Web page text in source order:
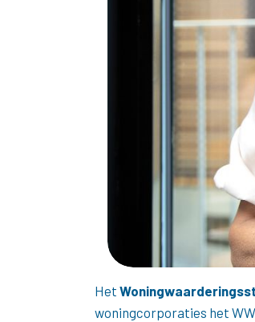
Het
woningcorporaties het